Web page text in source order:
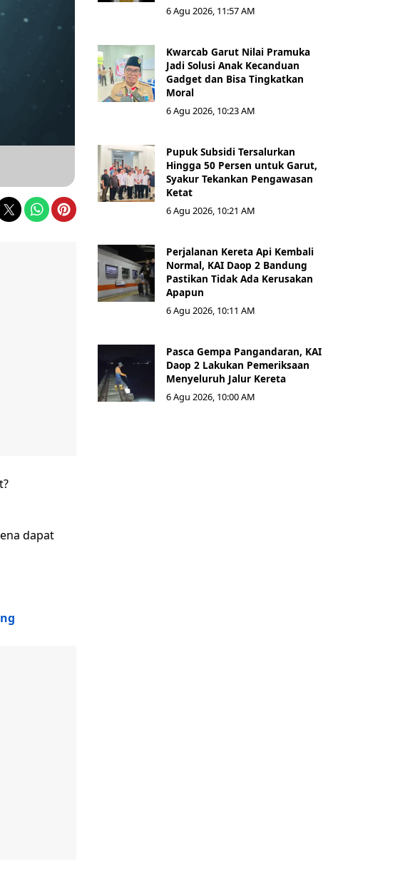
dapat
6 Agu 2026, 11:57 AM
Kwarcab Garut Nilai Pramuka
Jadi Solusi Anak Kecanduan
Gadget dan Bisa Tingkatkan
Moral
6 Agu 2026, 10:23 AM
Pupuk Subsidi Tersalurkan
Hingga 50 Persen untuk Garut,
Syakur Tekankan Pengawasan
Ketat
6 Agu 2026, 10:21 AM
Perjalanan Kereta Api Kembali
Normal, KAI Daop 2 Bandung
Pastikan Tidak Ada Kerusakan
Apapun
6 Agu 2026, 10:11 AM
Pasca Gempa Pangandaran, KAI
Daop 2 Lakukan Pemeriksaan
Menyeluruh Jalur Kereta
6 Agu 2026, 10:00 AM